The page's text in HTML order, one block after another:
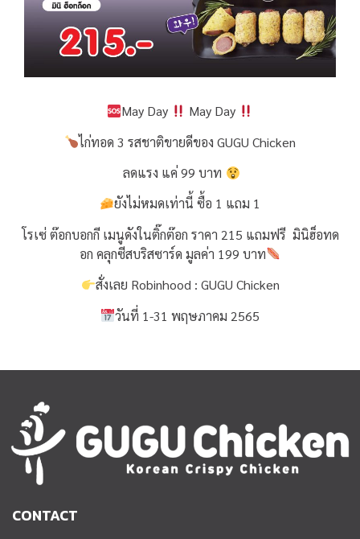
May Day
May Day
ไก่ทอด 3 รสชาติขายดีของ GUGU Chicken
ลดแรง แค่ 99 บาท
ยังไม่หมดเท่านี้ ซื้อ 1 แถม 1
โรเซ่ ต๊อกบอกกี เมนูดังในติ๊กต๊อก ราคา 215 แถมฟรี มินิฮ็อทด
อก คลุกซีสบริสซาร์ด มูลค่า 199 บาท
สั่งเลย Robinhood : GUGU Chicken
วันที่ 1-31 พฤษภาคม 2565
CONTACT